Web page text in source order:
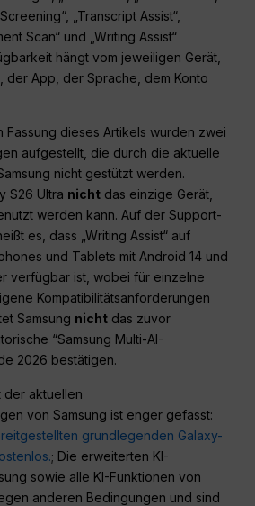
„Transcript Assist“,
Scan“ und „Writing Assist“
hängt vom jeweiligen Gerät,
der App, der Sprache, dem Konto
Fassung dieses Artikels wurden zwei
aufgestellt, die durch die aktuelle
nicht gestützt werden.
S26 Ultra nicht das einzige Gerät,
werden kann. Auf der Support-
es, dass „Writing Assist“ auf
und Tablets mit Android 14 und
verfügbar ist, wobei für einzelne
Kompatibilitätsanforderungen
Samsung nicht das zuvor
“Samsung Multi-AI-
2026 bestätigen.
der aktuellen
von Samsung ist enger gefasst:
grundlegenden Galaxy-
; Die erweiterten KI-
sowie alle KI-Funktionen von
anderen Bedingungen und sind